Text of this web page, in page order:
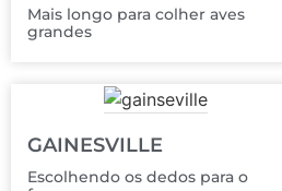
Mais longo para colher aves
grandes
GAINESVILLE
Escolhendo os dedos para o